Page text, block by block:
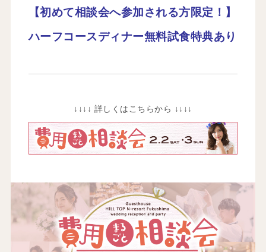
【初めて相談会へ参加される方限定！】
ハーフコースディナー無料試食特典あり
↓↓↓↓ 詳しくはこちらから ↓↓↓↓